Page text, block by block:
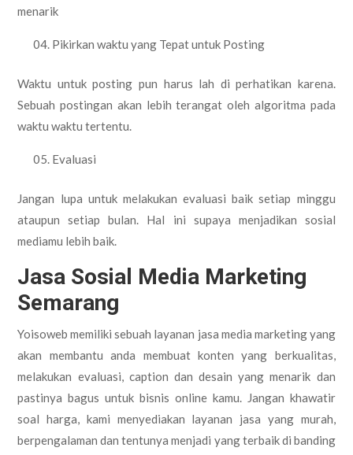
menarik
Pikirkan waktu yang Tepat untuk Posting
Waktu untuk posting pun harus lah di perhatikan karena.
Sebuah postingan akan lebih terangat oleh algoritma pada
waktu waktu tertentu.
Evaluasi
Jangan lupa untuk melakukan evaluasi baik setiap minggu
ataupun setiap bulan. Hal ini supaya menjadikan sosial
mediamu lebih baik.
Jasa Sosial Media Marketing
Semarang
Yoisoweb memiliki sebuah layanan jasa media marketing yang
akan membantu anda membuat konten yang berkualitas,
melakukan evaluasi, caption dan desain yang menarik dan
pastinya bagus untuk bisnis online kamu. Jangan khawatir
soal harga, kami menyediakan layanan jasa yang murah,
berpengalaman dan tentunya menjadi yang terbaik di banding